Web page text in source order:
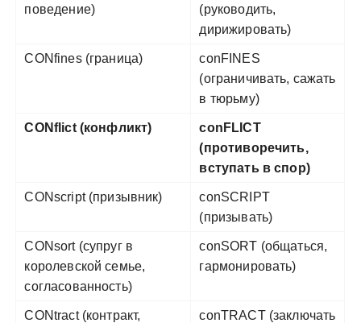
поведение)
(руководить,
дирижировать)
CONfines (граница)
conFINES
(ограничивать, сажать
в тюрьму)
CONflict (конфликт)
conFLICT
(противоречить,
вступать в спор)
CONscript (призывник)
conSCRIPT
(призывать)
CONsort (супруг в
королевской семье,
согласованность)
conSORT (общаться,
гармонировать)
CONtract (контракт,
conTRACT (заключать